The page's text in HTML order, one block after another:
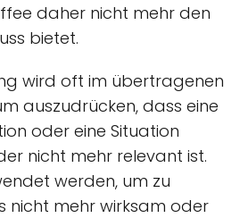
daher nicht mehr den
bietet.
wird oft im übertragenen
auszudrücken, dass eine
oder eine Situation
nicht mehr relevant ist.
werden, um zu
nicht mehr wirksam oder